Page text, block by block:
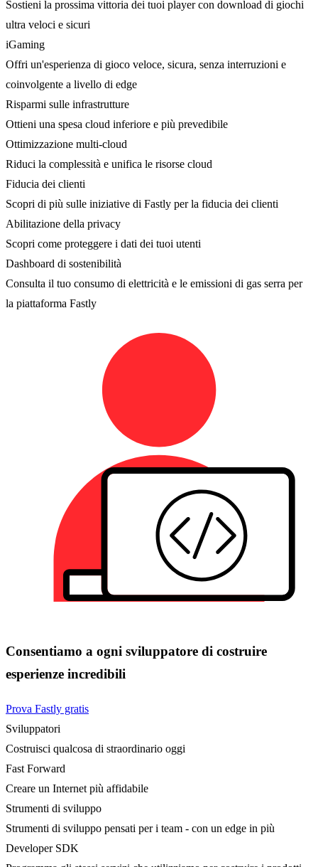
Sostieni la prossima vittoria dei tuoi player con download di giochi
ultra veloci e sicuri
iGaming
Offri un'esperienza di gioco veloce, sicura, senza interruzioni e
coinvolgente a livello di edge
Risparmi sulle infrastrutture
Ottieni una spesa cloud inferiore e più prevedibile
Ottimizzazione multi-cloud
Riduci la complessità e unifica le risorse cloud
Fiducia dei clienti
Scopri di più sulle iniziative di Fastly per la fiducia dei clienti
Abilitazione della privacy
Scopri come proteggere i dati dei tuoi utenti
Dashboard di sostenibilità
Consulta il tuo consumo di elettricità e le emissioni di gas serra per
la piattaforma Fastly
Consentiamo a ogni sviluppatore di costruire
esperienze incredibili
Prova Fastly gratis
Sviluppatori
Costruisci qualcosa di straordinario oggi
Fast Forward
Creare un Internet più affidabile
Strumenti di sviluppo
Strumenti di sviluppo pensati per i team - con un edge in più
Developer SDK